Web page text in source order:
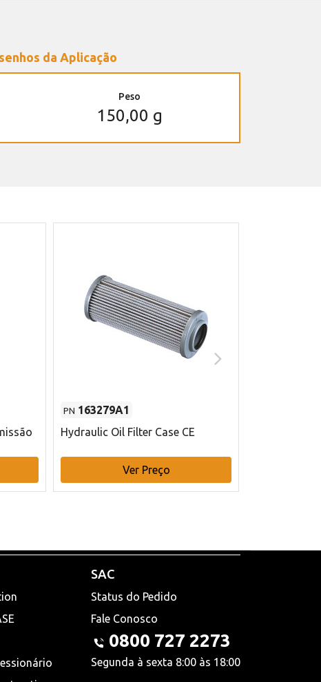
da Aplicação
Peso
150,00 g
PN 163279A1
Hydraulic Oil Filter Case CE
Ver Preço
SAC
Status do Pedido
Fale Conosco
0800 727 2273
Segunda à sexta 8:00 às 18:00